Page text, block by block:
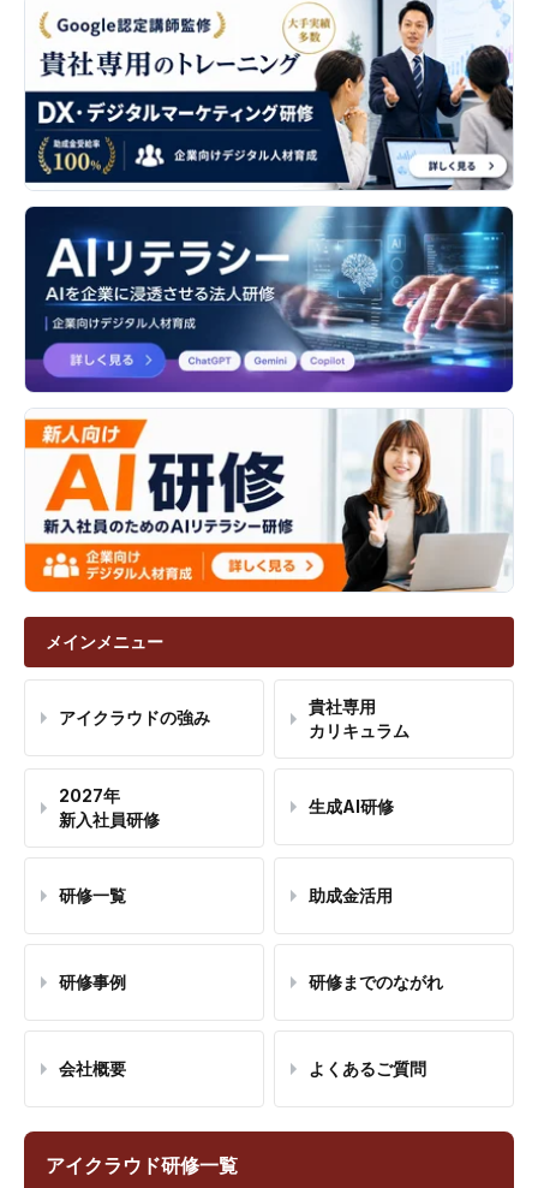
メインメニュー
アイクラウドの強み
貴社専用
カリキュラム
2027年
新入社員研修
生成AI研修
研修一覧 助成金活用
研修事例 研修までのながれ
会社概要 よくあるご質問
アイクラウド研修一覧